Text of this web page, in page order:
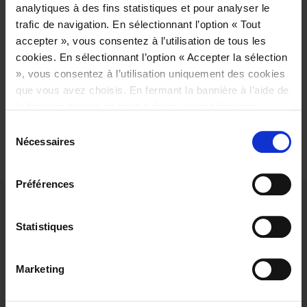
analytiques à des fins statistiques et pour analyser le
trafic de navigation. En sélectionnant l’option « Tout
accepter », vous consentez à l’utilisation de tous les
cookies. En sélectionnant l’option « Accepter la sélection
», vous consentez à l’utilisation uniquement des cookies
que vous avez choisis. En fermant la bannière à l’aide de
techniques, activés par défaut. Pour plus d’informations
Nécessaires
Préférences
Statistiques
Marketing
importantes! Rendez-nous visite sur notre stand […]
LEGGI DI PIÙ
VOUS AVEZ BESOIN